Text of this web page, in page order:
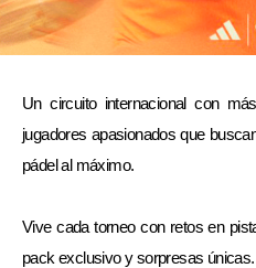
Un circuito internacional con
jugadores apasionados que
pádel al máximo.
Vive cada torneo con retos en
pack exclusivo y sorpresas únicas.